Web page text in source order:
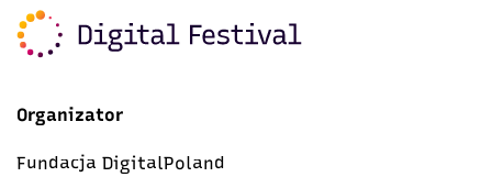
Organizator
Fundacja DigitalPoland